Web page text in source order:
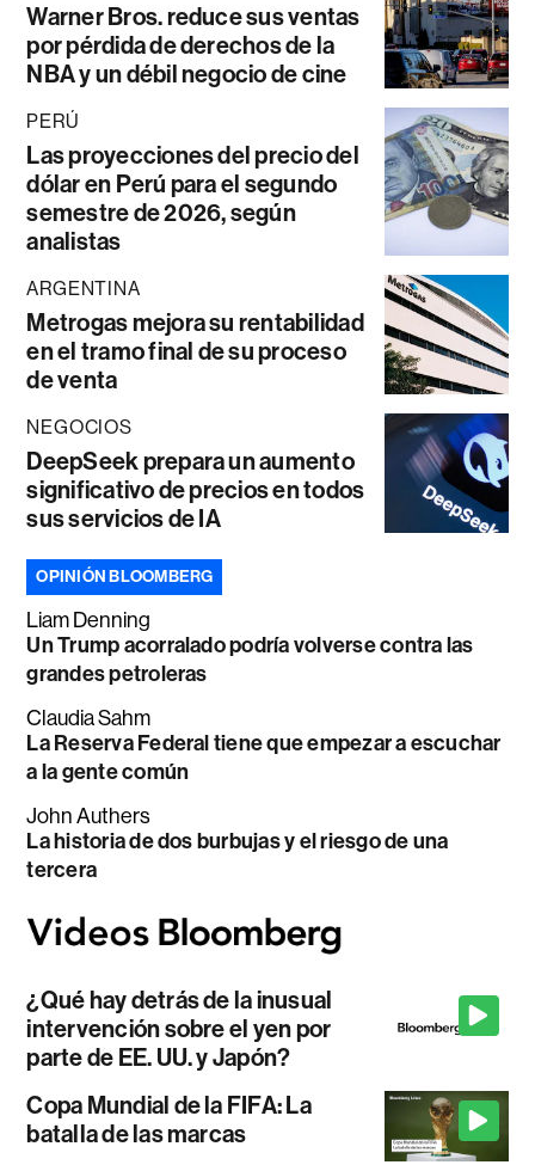
Warner Bros. reduce sus ventas
por pérdida de derechos de la
NBA y un débil negocio de cine
PERÚ
Las proyecciones del precio del
dólar en Perú para el segundo
semestre de 2026, según
analistas
ARGENTINA
Metrogas mejora su rentabilidad
en el tramo final de su proceso
de venta
NEGOCIOS
DeepSeek prepara un aumento
significativo de precios en todos
sus servicios de IA
OPINIÓN BLOOMBERG
Liam Denning
Un Trump acorralado podría volverse contra las
grandes petroleras
Claudia Sahm
La Reserva Federal tiene que empezar a escuchar
a la gente común
John Authers
La historia de dos burbujas y el riesgo de una
tercera
¿Qué hay detrás de la inusual
intervención sobre el yen por
parte de EE. UU. y Japón?
Copa Mundial de la FIFA: La
batalla de las marcas